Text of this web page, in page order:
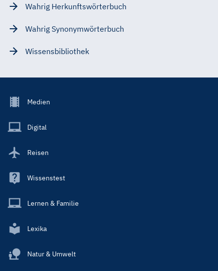
Wahrig Herkunftswörterbuch
Wahrig Synonymwörterbuch
Wissensbibliothek
Footer
Main
Medien
Digital
Reisen
Wissenstest
Lernen & Familie
Lexika
Natur & Umwelt